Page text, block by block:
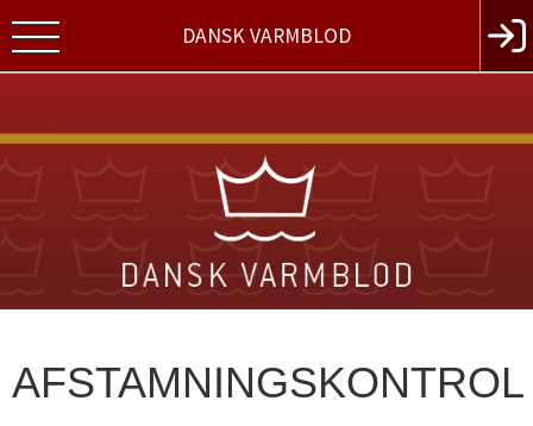
DANSK VARMBLOD
AFSTAMNINGSKONTROL